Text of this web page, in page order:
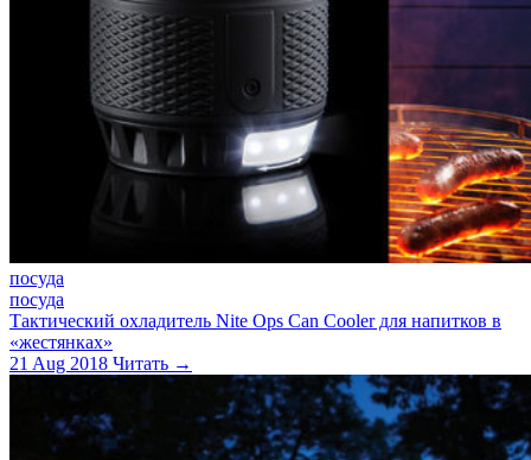
посуда
посуда
Тактический охладитель Nite Ops Can Cooler для напитков в
«жестянках»
21 Aug 2018 Читать →